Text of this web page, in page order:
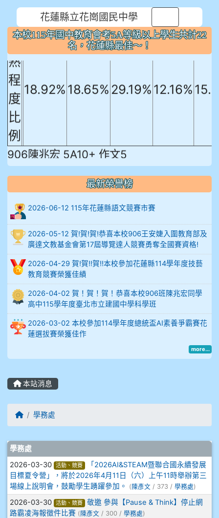
花蓮縣立花崗國民中學
本校115年國中教育會考5A等級以上學生共計22
名，花蓮縣最佳～！
國文
英文 數學
精
熟
程
度
比
例
18.92% 18.65% 29.19% 12.16%
906陳兆宏 5A10+ 作文5
912余 嘉 5A10+
902蘇奕愷
903陳品帆
904彭子庭
905蔣昇和
905周沛蓉
905鄭瑀安
907張晏寧
908彭主豪
909林柏翰
909林玉楓
909林朝智
910謝尚橙
最新榮譽榜
2026-06-12 115年花蓮縣語文競賽市賽
2026-05-12 賀!賀!賀!恭喜本校906王安婕入圍教育部及
廣達文教基金會第17屆導覽達人競賽勇奪全國賽資格!
2026-04-29 賀!賀!!賀!!本校參加花蓮縣114學年度技藝
教育競賽榮獲佳績
2026-04-02 賀！賀！賀！恭喜本校906班陳兆宏同學
高中115學年度臺北市立建國中學科學班
2026-03-02 本校參加114學年度總統盃AI素養爭霸賽花
蓮選拔賽榮獲佳作
more...
本站消息
回首頁學務處
文章列表
學務處
2026-03-30 活動、競賽
「2026AI&STEAM暨聯合國永續發展
目標夏令營」，將於2026年4月11日（六）上午11時舉辦第三
場線上說明會，鼓勵學生踴躍參加。
(陳彥文 / 373 / 學務處)
2026-03-30 活動、競賽
敬邀 參與【Pause & Think】停止網
路霸凌海報徵件比賽 ( 陳彥文 / 300 / 學務處)